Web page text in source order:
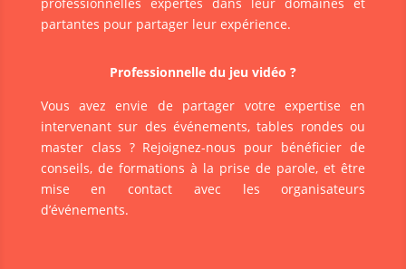
partantes pour partager leur expérience.
Professionnelle du jeu vidéo ?
Vous avez envie de partager votre expertise en
intervenant sur des événements, tables rondes ou
master class ? Rejoignez-nous pour bénéficier de
conseils, de formations à la prise de parole, et être
mise en contact avec les organisateurs
d’événements.